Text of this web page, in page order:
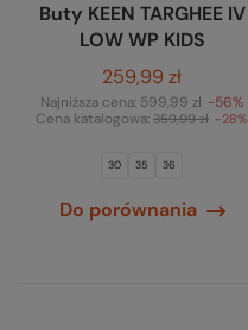
Buty KEEN TARGHEE IV
LOW WP KIDS
259,99 zł
Najniższa cena: 599,99 zł -56%
Cena katalogowa: 359,99 zł -28%
30 35 36
Do porównania